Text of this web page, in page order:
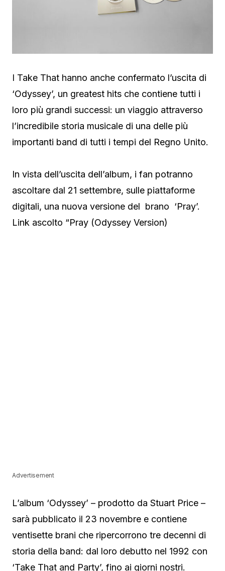
I Take That hanno anche confermato l’uscita di
‘Odyssey’, un greatest hits che contiene tutti i
loro più grandi successi: un viaggio attraverso
l’incredibile storia musicale di una delle più
importanti band di tutti i tempi del Regno Unito.
In vista dell’uscita dell’album, i fan potranno
ascoltare dal 21 settembre, sulle piattaforme
digitali, una nuova versione del brano ‘Pray’.
Link ascolto “Pray (Odyssey Version)
Advertisement
L’album ‘Odyssey’ – prodotto da Stuart Price –
sarà pubblicato il 23 novembre e contiene
ventisette brani che ripercorrono tre decenni di
storia della band: dal loro debutto nel 1992 con
‘Take That and Party’, fino ai giorni nostri.